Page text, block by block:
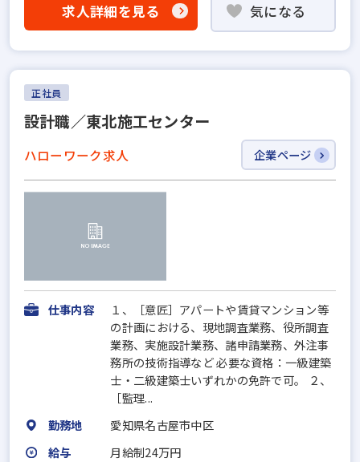
求人詳細を見る 気になる
正社員
設計職／東北施工センター
ハローワーク求人 企業ページ
仕事内容
１、［意匠］アパートや賃貸マンション等
の計画における、現地調査業務、役所調査
業務、実施設計業務、諸申請業務、外注事
務所の技術指導など 必要な資格：一級建築
士・二級建築士いずれかの免許で可。 ２、
［監理...
勤務地
愛知県名古屋市中区
給与
月給制24万円